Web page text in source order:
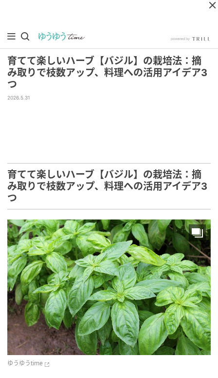
育てて楽しいハーブ【バジル】の栽培法：摘
み取りで枝数アップ、料理への活用アイデア3
つ
2026.5.31
育てて楽しいハーブ【バジル】の栽培法：摘
み取りで枝数アップ、料理への活用アイデア3
つ
ゆうゆうtime